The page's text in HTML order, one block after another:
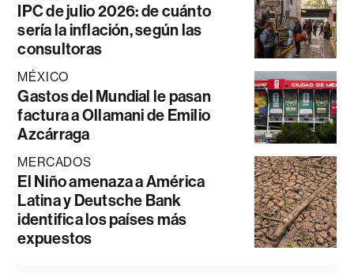
IPC de julio 2026: de cuánto
sería la inflación, según las
consultoras
MÉXICO
Gastos del Mundial le pasan
factura a Ollamani de Emilio
Azcárraga
MERCADOS
El Niño amenaza a América
Latina y Deutsche Bank
identifica los países más
expuestos